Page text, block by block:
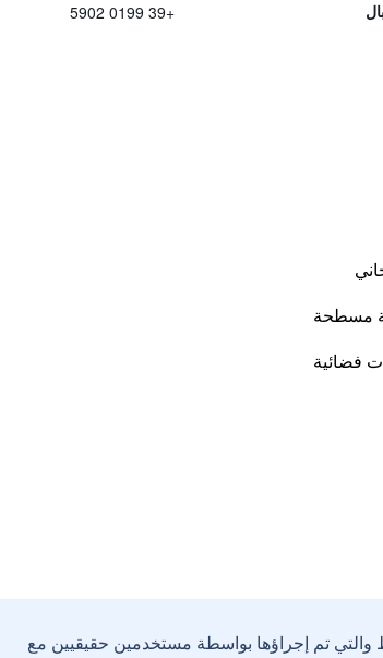
+39 0199 5902
مسطحة
فضائية
تم إجراؤها بواسطة مستخدمين حقيقيين مع